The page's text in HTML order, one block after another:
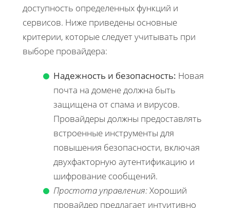
доступность определенных функций и
сервисов. Ниже приведены основные
критерии, которые следует учитывать при
выборе провайдера:
Надежность и безопасность: Новая
почта на домене должна быть
защищена от спама и вирусов.
Провайдеры должны предоставлять
встроенные инструменты для
повышения безопасности, включая
двухфакторную аутентификацию и
шифрование сообщений.
Простота управления:Хороший
провайдер предлагает интуитивно